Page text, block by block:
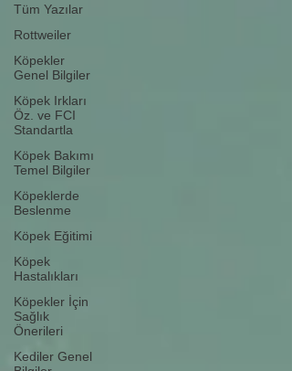
Tüm Yazılar
Rottweiler
Köpekler
Genel Bilgiler
Köpek Irkları
Öz. ve FCI
Standartla
Köpek Bakımı
Temel Bilgiler
Köpeklerde
Beslenme
Köpek Eğitimi
Köpek
Hastalıkları
Köpekler İçin
Sağlık
Önerileri
Kediler Genel